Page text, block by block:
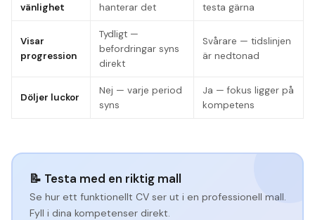
vänlighet
hanterar det
testa gärna
Visar
progression
Tydligt —
befordringar syns
direkt
Svårare — tidslinjen
är nedtonad
Döljer luckor
Nej — varje period
syns
Ja — fokus ligger på
kompetens
📝 Testa med en riktig mall
Se hur ett funktionellt CV ser ut i en professionell mall.
Fyll i dina kompetenser direkt.